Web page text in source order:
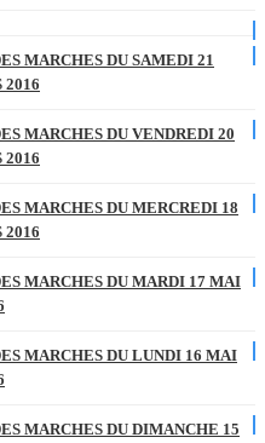
MARCHES DU SAMEDI 21
2016
MARCHES DU VENDREDI 20
2016
MARCHES DU MERCREDI 18
2016
MARCHES DU MARDI 17 MAI
MARCHES DU LUNDI 16 MAI
MARCHES DU DIMANCHE 15